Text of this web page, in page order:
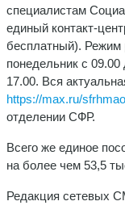
специалистам
единый контакт-
бесплатный). Режим
понедельник с 09.00
17.00. Вся
https://max.ru/
отделении СФР.
Всего же единое
на более чем 53,5
Редакция сетевых